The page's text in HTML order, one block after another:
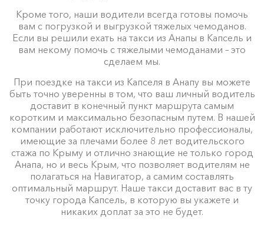
Кроме того, наши водители всегда готовы помочь
вам с погрузкой и выгрузкой тяжелых чемоданов.
Если вы решили ехать на такси из Анапы в Капсель и
вам некому помочь с тяжелыми чемоданами – это
сделаем мы.
При поездке на такси из Капселя в Анапу вы можете
быть точно уверенны в том, что ваш личный водитель
доставит в конечный пункт маршрута самым
коротким и максимально безопасным путем. В нашей
компании работают исключительно профессионалы,
имеющие за плечами более 8 лет водительского
стажа по Крыму и отлично знающие не только город
Анапа, но и весь Крым, что позволяет водителям не
полагаться на Навигатор, а самим составлять
оптимальный маршрут. Наше такси доставит вас в ту
точку города Капсель, в которую вы укажете и
никаких доплат за это не будет.